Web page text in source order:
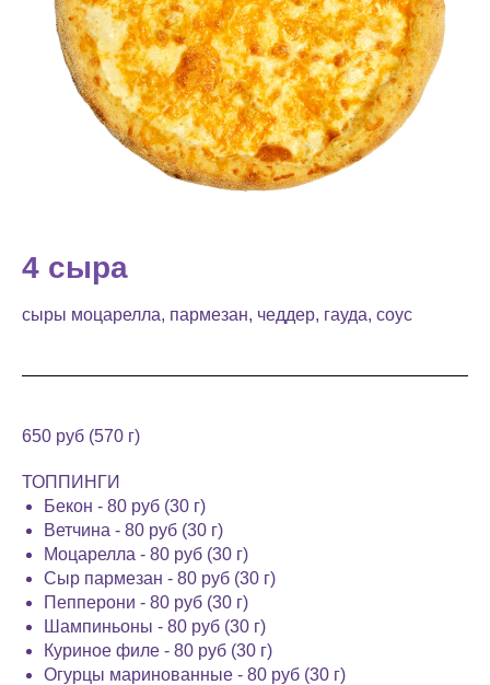
4 сыра
сыры моцарелла, пармезан, чеддер, гауда, соус
650 руб (570 г)
ТОППИНГИ
Бекон - 80 руб (30 г)
Ветчина - 80 руб (30 г)
Моцарелла - 80 руб (30 г)
Сыр пармезан - 80 руб (30 г)
Пепперони - 80 руб (30 г)
Шампиньоны - 80 руб (30 г)
Куриное филе - 80 руб (30 г)
Огурцы маринованные - 80 руб (30 г)